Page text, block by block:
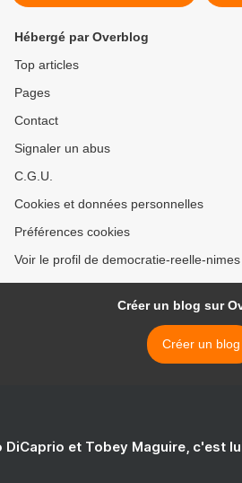
Hébergé par Overblog
Top articles
Pages
Contact
Signaler un abus
C.G.U.
Cookies et données personnelles
Préférences cookies
Voir le profil de democratie-reelle-
Créer un blog sur
Créer un blog
DiCaprio et Tobey Maguire, c'est